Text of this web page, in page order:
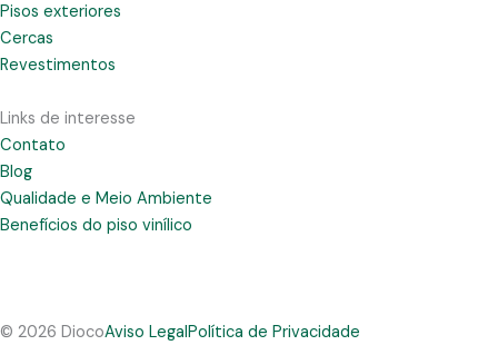
Pisos exteriores
Cercas
Revestimentos
Links de interesse
Contato
Blog
Qualidade e Meio Ambiente
Benefícios do piso vinílico
© 2026 DiocoAviso LegalPolítica de Privacidade